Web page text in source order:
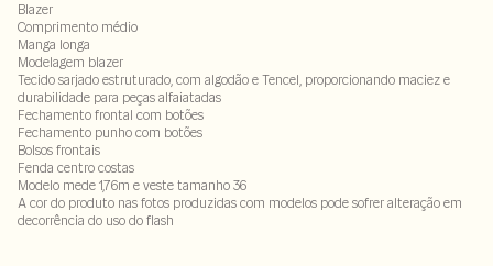
Blazer
Comprimento médio
Manga longa
Modelagem blazer
Tecido sarjado estruturado, com algodão e Tencel, proporcionando maciez e
durabilidade para peças alfaiatadas
Fechamento frontal com botões
Fechamento punho com botões
Bolsos frontais
Fenda centro costas
Modelo mede 1,76m e veste tamanho 36
A cor do produto nas fotos produzidas com modelos pode sofrer alteração em
decorrência do uso do flash